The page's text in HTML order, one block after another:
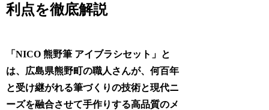
利点を徹底解説
「NICO 熊野筆 アイブラシセット」と
は、広島県熊野町の職人さんが、何百年
と受け継がれる筆づくりの技術と現代ニ
ーズを融合させて手作りする高品質のメ